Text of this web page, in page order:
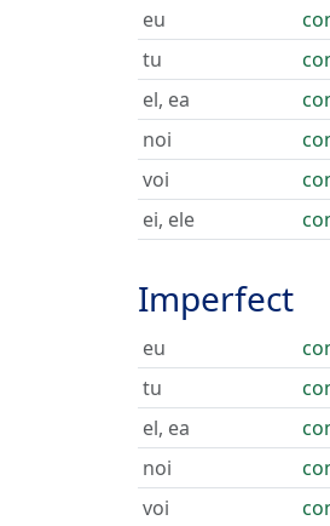
eu
tu
el, ea
noi
voi
ei, ele
Imperfect
eu
tu
el, ea
noi
voi